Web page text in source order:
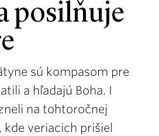
posilňuje
sú kompasom pre
a hľadajú Boha. I
na tohtoročnej
kde veriacich prišiel